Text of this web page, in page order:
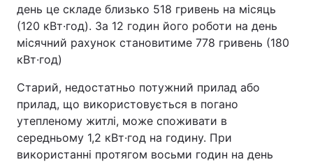
день це складе близько 518 гривень на місяць
(120 кВт·год). За 12 годин його роботи на день
місячний рахунок становитиме 778 гривень (180
кВт·год)
Старий, недостатньо потужний прилад або
прилад, що використовується в погано
утепленому житлі, може споживати в
середньому 1,2 кВт·год на годину. При
використанні протягом восьми годин на день